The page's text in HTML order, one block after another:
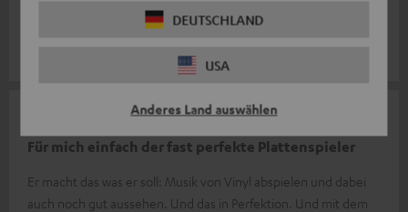
DEUTSCHLAND
USA
Anderes Land auswählen
Komplette Bewertung lesen
Für mich einfach der fast perfekte Plattenspieler
Er macht das was er soll: Musik von Vinyl abspielen und dabei
auch noch gut aussehen. Und das in Perfektion. Und mit dem